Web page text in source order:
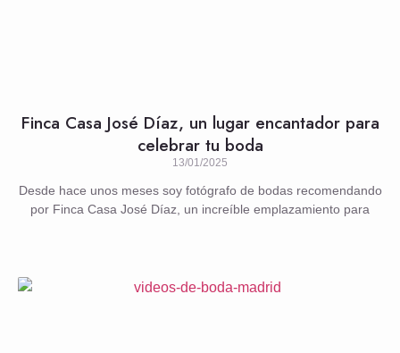
Finca Casa José Díaz, un lugar encantador para
celebrar tu boda
13/01/2025
Desde hace unos meses soy fotógrafo de bodas recomendando
por Finca Casa José Díaz, un increíble emplazamiento para